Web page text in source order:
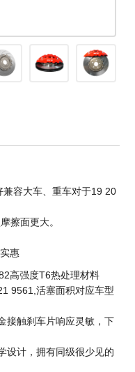
容大车、重车对于19 20
擦面更大。
惠
高强度T6热处理材料
9561,活塞面积对应车型
接触刹车片响应灵敏，下
设计，拥有同级很少见的